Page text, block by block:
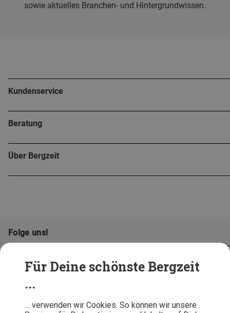
Für Deine schönste Bergzeit
...
… verwenden wir Cookies. So können wir unsere
sowie aktuelles Branchen- und Hintergrundwissen.
Kundenservice
Beratung
Über Bergzeit
Folge uns!